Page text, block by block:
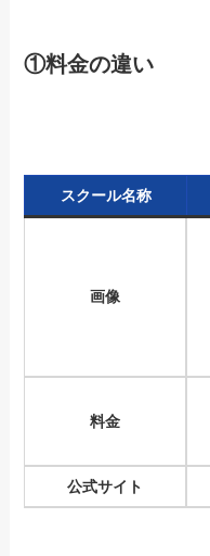
①料金の違い
スクール名称
画像
料金
公式サイト